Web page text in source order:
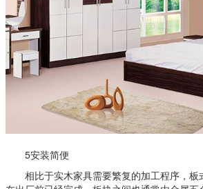
5安装简便
相比于实木家具需要繁复的加工程序，板